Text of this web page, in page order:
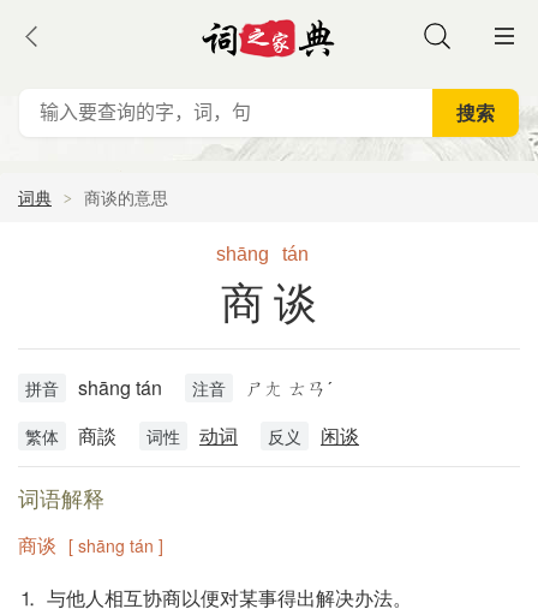
词典 商谈的意思
shāng tán
商谈
拼音 shāng tán 注音 ㄕㄤ ㄊㄢˊ
繁体 商談 词性 动词 反义 闲谈
词语解释
商谈 [ shāng tán ]
⒈ 与他人相互协商以便对某事得出解决办法。